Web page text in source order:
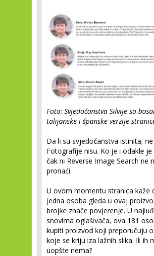
Foto: Svjedočanstva Silvije sa
talijanske i španske verzije
Da li su svjedočanstva istinita,
Fotografije nisu. Ko je i odakle je
čak ni Reverse Image Search ne
pronaći.
U ovom momentu stranica kaže
jedna osoba gleda u ovaj
brojke znače povjerenje. U
snovima oglašivača, ova 181
kupiti proizvod koji preporučuju
koje se kriju iza lažnih slika. Ili ih
uopšte nema?